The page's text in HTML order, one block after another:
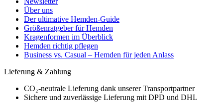
Über uns
Der ultimative Hemden-Guide
Größenratgeber für Hemden
Kragenformen im Überblick
Hemden richtig pflegen
Business vs. Casual – Hemden für jeden Anlass
Lieferung & Zahlung
CO₂-neutrale Lieferung dank unserer Transportpartner
Sichere und zuverlässige Lieferung mit DPD und DHL